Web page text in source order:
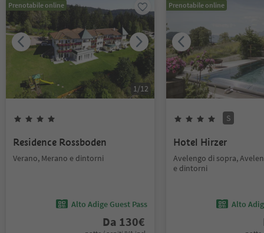
Prenotabile online
1/12
Residence Rossboden
Verano, Merano e dintorni
Alto Adige Guest Pass
Da 130€
Prenotabile online
S
Hotel Hirzer
Avelengo di sopra,
e dintorni
Alto